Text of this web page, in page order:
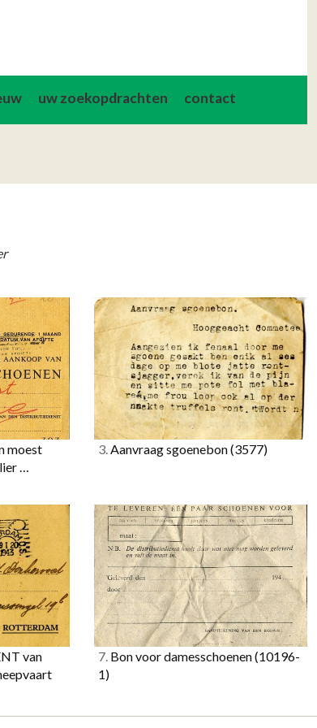
uw zoekopdrachten contact
moest
…
3.Aanvraag sgoenebon(3577)
van
7. Bon voor damesschoenen(10196-
1)